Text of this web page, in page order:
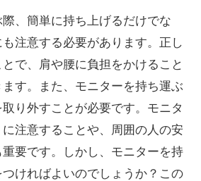
、簡単に持ち上げるだけでな
注意する必要があります。正し
で、肩や腰に負担をかけること
す。また、モニターを持ち運ぶ
り外すことが必要です。モニタ
注意することや、周囲の人の安
要です。しかし、モニターを持
ければよいのでしょうか？この